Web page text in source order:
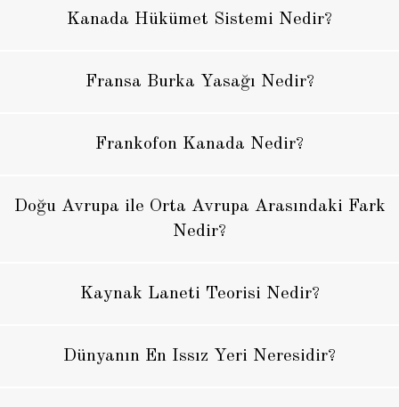
Kanada Hükümet Sistemi Nedir?
Fransa Burka Yasağı Nedir?
Frankofon Kanada Nedir?
Doğu Avrupa ile Orta Avrupa Arasındaki Fark
Nedir?
Kaynak Laneti Teorisi Nedir?
Dünyanın En Issız Yeri Neresidir?